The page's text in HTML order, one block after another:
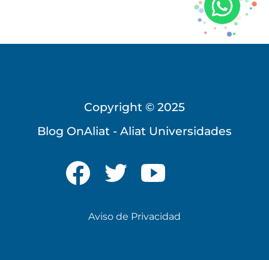
Copyright © 2025
Blog OnAliat - Aliat Universidades
Aviso de Privacidad
Te brindamos información